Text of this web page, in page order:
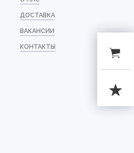
ДОСТАВКА
ВАКАНСИИ
КОНТАКТЫ